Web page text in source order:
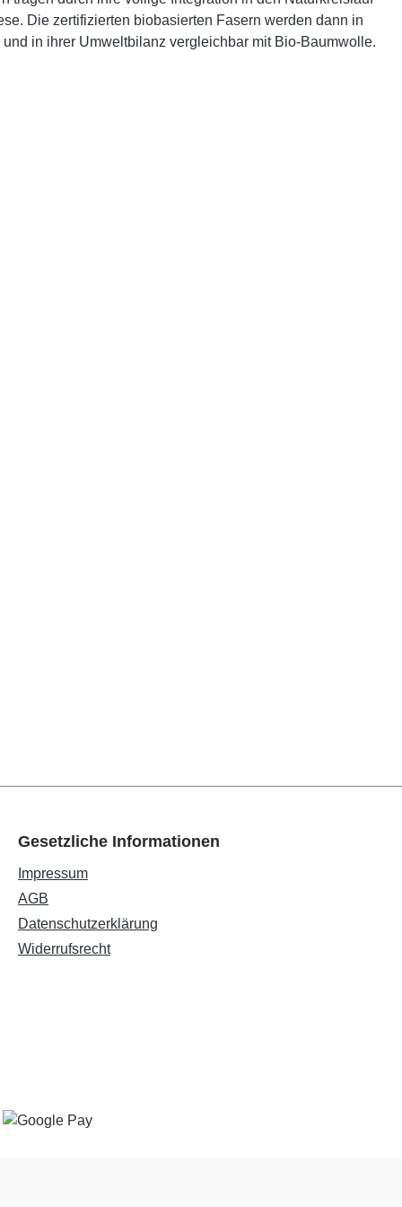
Die zertifizierten biobasierten Fasern werden dann in
in ihrer Umweltbilanz vergleichbar mit Bio-Baumwolle.
Gesetzliche Informationen
Impressum
AGB
Datenschutzerklärung
Widerrufsrecht